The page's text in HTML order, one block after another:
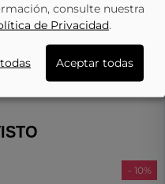
- 10%
consulte nuestra
de Privacidad.
Aceptar todas